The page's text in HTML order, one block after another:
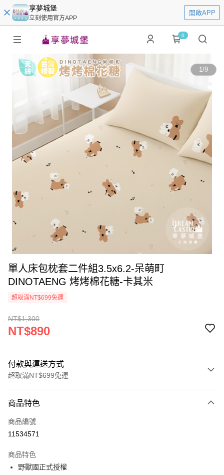
享夢城堡
立刻使用官方APP
開啟APP
0
1/9
單人床包枕套二件組3.5x6.2-呆萌町
DINOTAENG 烤烤棉花糖-卡其米
超取滿NT$699免運
NT$1,300
NT$890
付款與運送方式
超取滿NT$699免運
信用卡一次付款
超商取貨付款
Apple Pay
商品特色
商品編號
11534571
商品特色
野獸國正式授權